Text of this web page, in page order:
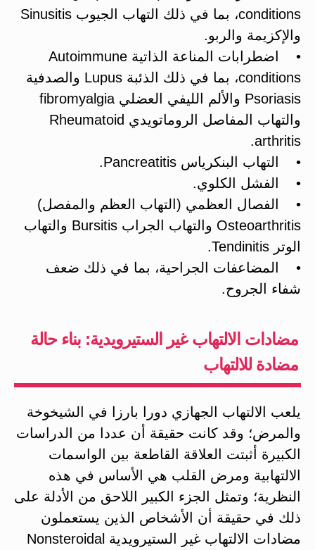
conditions، بما في ذلك التهاب الجيوب Sinusitis
والإكزيمة والربو.
• اضطرابات المناعة الذاتية Autoimmune
conditions، بما في ذلك الذئبة Lupus والصدفية
Psoriasis والألم الليفي العضلي fibromyalgia
والتهاب المفاصل الروماتويدي Rheumatoid
arthritis.
• التهاب البنكرياس Pancreatitis.
• الفشل الكلوي.
• الفصال العظمي (التهاب العظم والمفصل)
Osteoarthritis والتهاب الجراب Bursitis والتهاب
الوتر Tendinitis.
• المضاعفات الجراحية، بما في ذلك ضعف
شفاء الجروح.
مضادات الالتهاب غير الستيرويدية: بناء حالة
مضادة للالتهاب
يلعب الالتهاب الجهازي دورا بارزا في الشيخوخة
والمرض؛ وقد كانت حقيقة أن عددا من الدراسات
الكبيرة أثبتت العلاقة القاطعة بين الواسمات
الالتهابية ومرض القلب هي الأساس في هذه
النظرية؛ وتمثل الجزء الكبير اللاحق من الأدلة على
ذلك في حقيقة أن الأشخاص الذين يستعملون
مضادات الالتهاب غير الستيرويدية Nonsteroidal